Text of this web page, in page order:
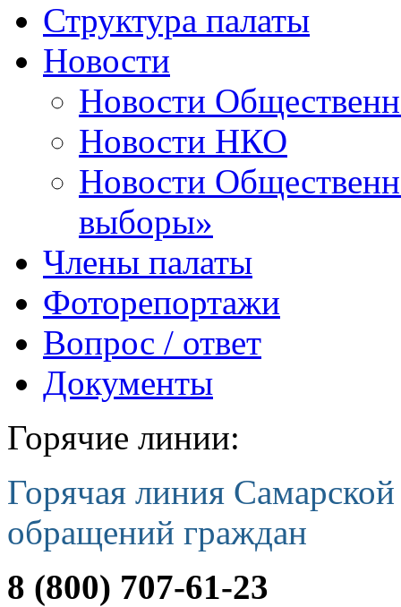
Структура палаты
Новости
Новости
Новости НКО
Новости
выборы»
Члены палаты
Фоторепортажи
Вопрос / ответ
Документы
Горячие линии:
Горячая линия
обращений граждан
8 (800) 707-61-23